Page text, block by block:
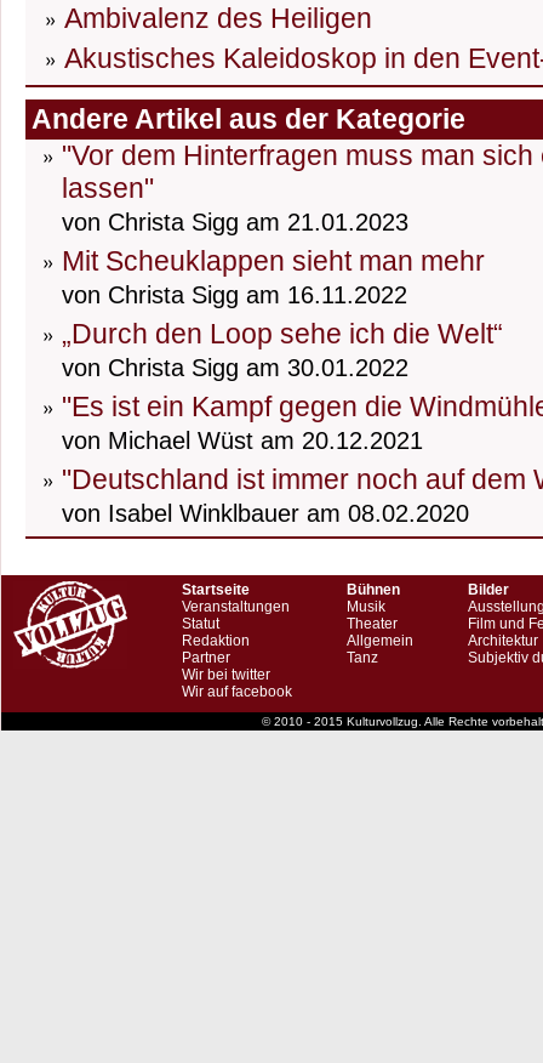
Ambivalenz des Heiligen
Akustisches Kaleidoskop in den
Andere Artikel aus der Kategorie
"Vor dem Hinterfragen muss man
lassen"
von Christa Sigg am 21.01.2023
Mit Scheuklappen sieht man mehr
von Christa Sigg am 16.11.2022
„Durch den Loop sehe ich die Welt“
von Christa Sigg am 30.01.2022
"Es ist ein Kampf gegen die
von Michael Wüst am 20.12.2021
"Deutschland ist immer noch auf dem
von Isabel Winklbauer am 08.02.2020
Startseite
Veranstaltungen
Statut
Redaktion
Partner
Wir bei twitter
Wir auf facebook
Bühnen
Musik
Theater
Allgemein
Tanz
Bilder
Film und
Architektur
Subjektiv
© 2010 - 2015 Kulturvollzug. Alle Rechte